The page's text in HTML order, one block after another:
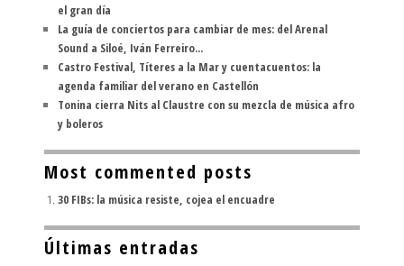
el gran día
La guía de conciertos para cambiar de mes: del Arenal
Sound a Siloé, Iván Ferreiro...
Castro Festival, Títeres a la Mar y cuentacuentos: la
agenda familiar del verano en Castellón
Tonina cierra Nits al Claustre con su mezcla de música afro
y boleros
Most commented posts
30 FIBs: la música resiste, cojea el encuadre
Últimas entradas